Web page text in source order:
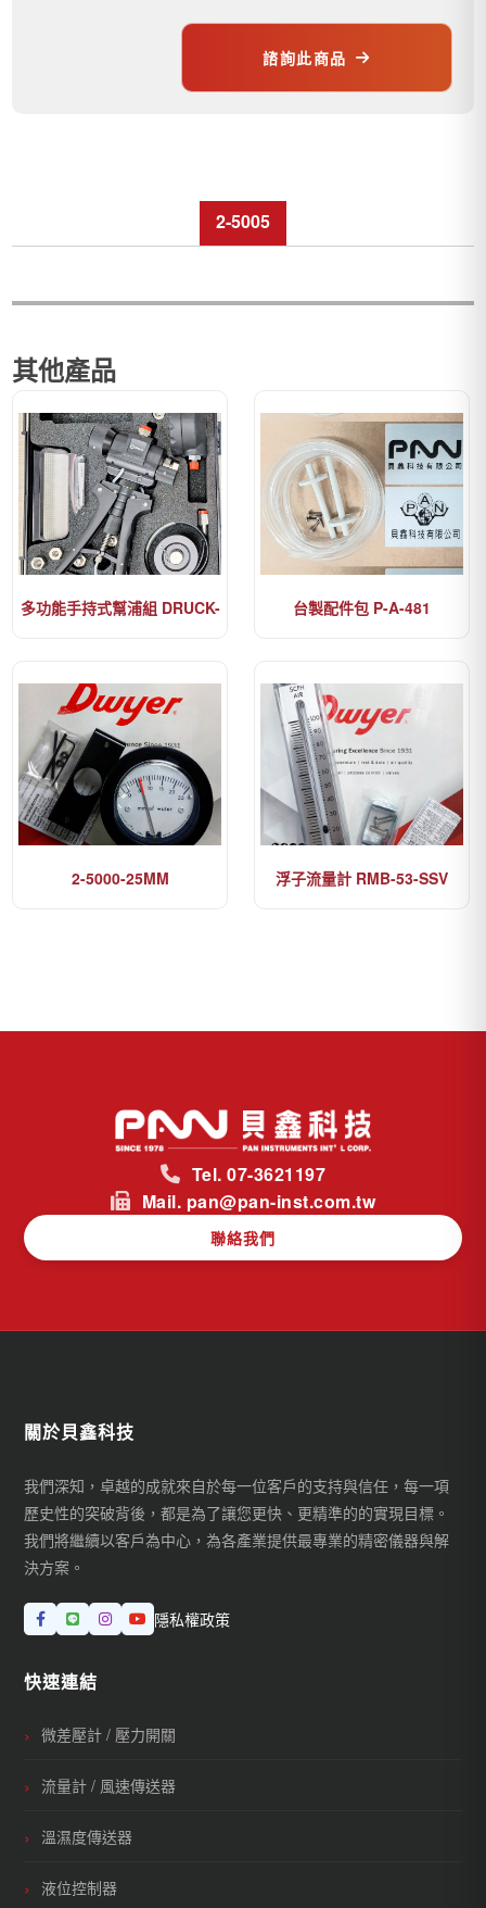
諮詢此商品
2-5005
其他產品
多功能手持式幫浦組 DRUCK-
台製配件包 P-A-481
2-5000-25MM 浮子流量計 RMB-53-SSV
Tel. 07-3621197
Mail. pan@pan-inst.com.tw
聯絡我們
關於貝鑫科技
我們深知，卓越的成就來自於每一位客戶的支持與信任，每一項
歷史性的突破背後，都是為了讓您更快、更精準的的實現目標。
我們將繼續以客戶為中心，為各產業提供最專業的精密儀器與解
決方案。
隱私權政策
快速連結
微差壓計 / 壓力開關
流量計 / 風速傳送器
溫濕度傳送器
液位控制器